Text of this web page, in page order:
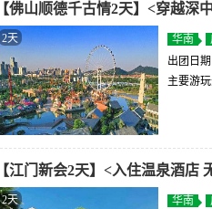
【佛山顺德千古情2天】<穿越
2天 华南
出团日期
主要游玩
【江门新会2天】<入住温泉酒店
2天 华南